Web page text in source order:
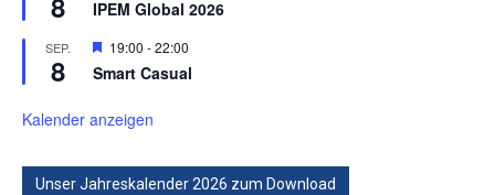
IPEM Global 2026
SEP.
8
Hervorgehoben
19:00 -22:00
Smart Casual
Kalender anzeigen
Unser Jahreskalender 2026 zum Download